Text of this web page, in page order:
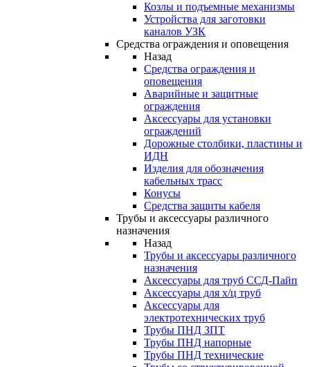
Козлы и подъемные механизмы
Устройства для заготовки
каналов УЗК
Средства ограждения и оповещения
Назад
Средства ограждения и
оповещения
Аварийные и защитные
ограждения
Аксессуары для установки
ограждений
Дорожные столбики, пластины и
ИДН
Изделия для обозначения
кабельных трасс
Конусы
Средства защиты кабеля
Трубы и аксессуары различного
назначения
Назад
Трубы и аксессуары различного
назначения
Аксессуары для труб ССД-Пайп
Аксессуары для х/ц труб
Аксессуары для
электротехнических труб
Трубы ПНД ЗПТ
Трубы ПНД напорные
Трубы ПНД технические